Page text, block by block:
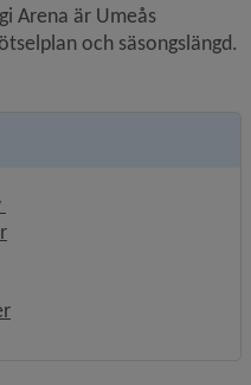
Arena är Umeås
och säsongslängd.